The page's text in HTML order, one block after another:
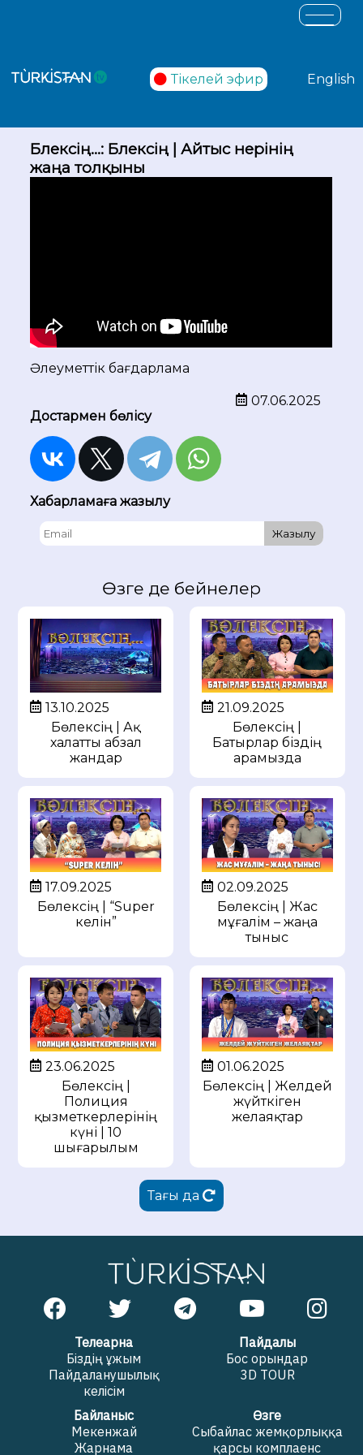
Тікелей эфир English
Бөлексің...: Бөлексің | Айтыс өнерінің
жаңа толқыны
Әлеуметтік бағдарлама
07.06.2025
Достармен бөлісу
Хабарламаға жазылу
Жазылу
Өзге де бейнелер
13.10.2025
Бөлексің | Ақ
халатты абзал
жандар
21.09.2025
Бөлексің |
Батырлар біздің
арамызда
17.09.2025
Бөлексің | “Super
келін”
02.09.2025
Бөлексің | Жас
мұғалім – жаңа
тыныс
23.06.2025
Бөлексің |
Полиция
қызметкерлерінің
күні | 10
шығарылым
01.06.2025
Бөлексің | Желдей
жүйткіген
желаяқтар
Тағы да
Телеарна
Біздің ұжым
Пайдаланушылық
келісім
Пайдалы
Бос орындар
3D TOUR
Байланыс
Мекенжай
Жарнама
Өзге
Сыбайлас жемқорлыққа
қарсы комплаенс